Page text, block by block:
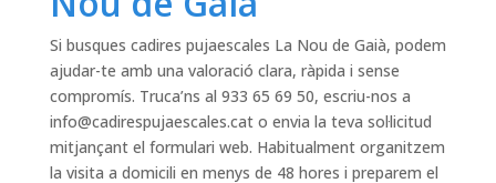
Si busques cadires pujaescales La Nou de Gaià, podem
ajudar-te amb una valoració clara, ràpida i sense
compromís. Truca’ns al 933 65 69 50, escriu-nos a
info@cadirespujaescales.cato envia la teva sol·licitud
mitjançant el formulari web. Habitualment organitzem
la visita a domicili en menys de 48 hores i preparem el